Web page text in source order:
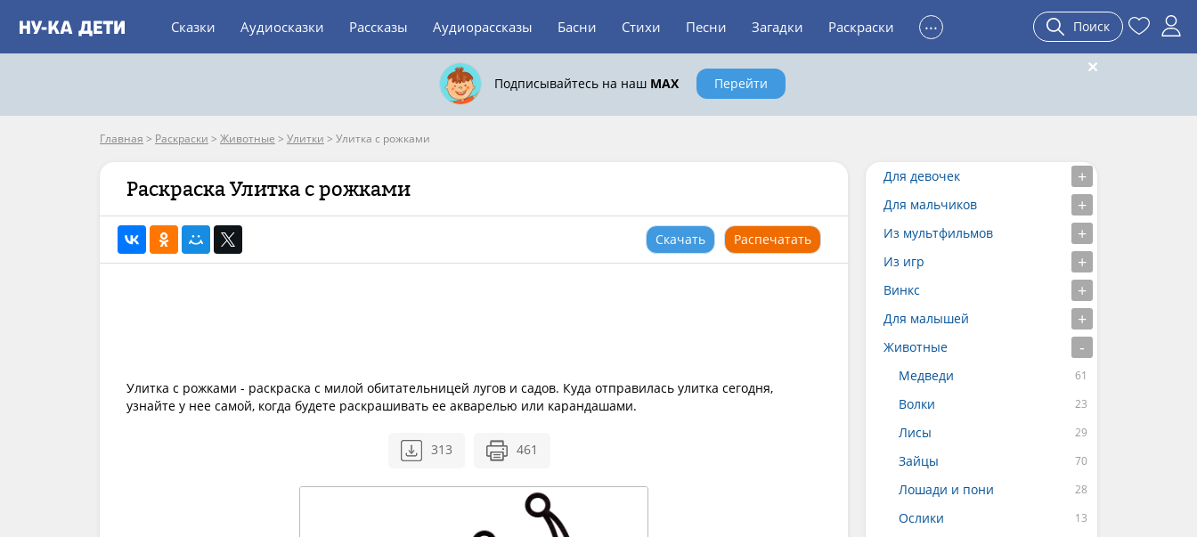
Сказки Аудиосказки Рассказы Аудиорассказы Басни Стихи Песни Загадки Раскраски ... Поиск
Подписывайтесь на наш MAX Перейти
Главная > Раскраски > Животные > Улитки > Улитка с рожками
Раскраска Улитка с рожками
Скачать Распечатать
Улитка с рожками - раскраска с милой обитательницей лугов и садов. Куда отправилась улитка сегодня,
узнайте у нее самой, когда будете раскрашивать ее акварелью или карандашами.
313 461
Для девочек
Для мальчиков
Из мультфильмов
Из игр
Винкс
Для малышей
Животные
Медведи
Волки
Лисы
Зайцы
Лошади и пони
Ослики